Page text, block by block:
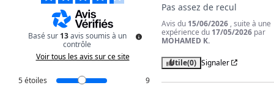
Basé sur 13 avis soumis à un
contrôle
Voir tous les avis sur ce site
5étoiles
9
Pas assez de recul
Avis du 15/06/2026 , suite à une
expérience du 17/05/2026 par
MOHAMED K.
Utile(0) Signaler